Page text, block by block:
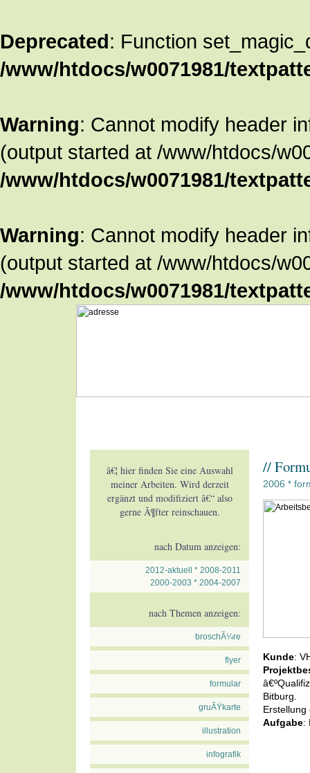
Deprecated: Function
/www/htdocs/w0071981/
Warning: Cannot modify header
(output started at /www/htdocs/
/www/htdocs/w0071981/
Warning: Cannot modify header
(output started at /www/htdocs/
/www/htdocs/w0071981/
â€¦ hier finden Sie eine Auswahl
meiner Arbeiten. Wird derzeit
ergänzt und modifiziert â€“ also
gerne Ã¶fter reinschauen.
nach Datum anzeigen:
2012-aktuell * 2008-2011
2000-2003 * 2004-2007
nach Themen anzeigen:
broschÃ¼re
flyer
formular
gruÃŸkarte
illustration
infografik
//
2006 *
Kunde:
Bitburg.
Aufgabe: